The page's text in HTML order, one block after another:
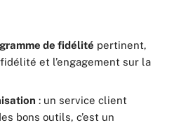
de fidélité pertinent,
et l’engagement sur la
: un service client
bons outils, c’est un